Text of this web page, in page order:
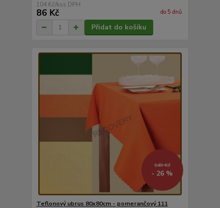
104 Kč/ks
86 Kč do 5 dnů
Přidat do košíku
140 Kč
- 26 %
Teflonový ubrus 80x80cm - pomerančový 111